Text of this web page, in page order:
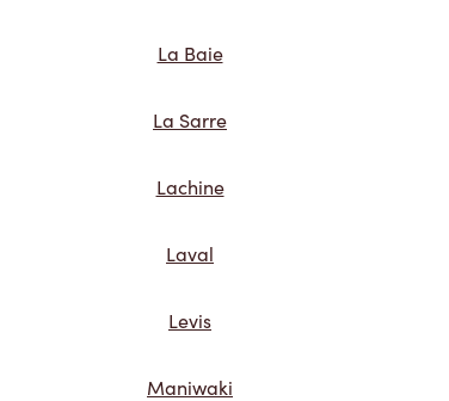
La Baie
La Sarre
Lachine
Laval
Levis
Maniwaki